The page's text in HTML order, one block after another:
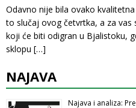
Odavno nije bila ovako
to slučaj ovog četvrtka, a za vas
koji će biti odigran u Bjalistoku,
sklopu […]
NAJAVA
Najava i analiza: